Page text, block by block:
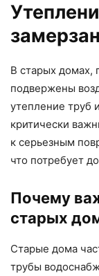
В старых домах,
подвержены
утепление труб
критически
к серьезным
что потребует
Почему
старых
Старые дома
трубы